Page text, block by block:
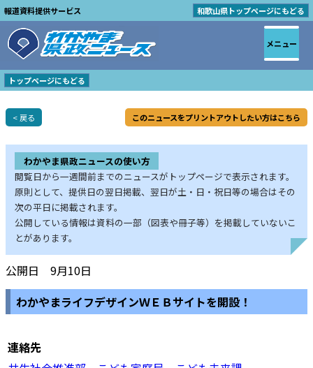
報道資料提供サービス 和歌山県トップページにもどる
トップページにもどる
< 戻る このニュースをプリントアウトしたい方はこちら
わかやま県政ニュースの使い方
閲覧日から一週間前までのニュースがトップページで表示されます。
原則として、提供日の翌日掲載、翌日が土・日・祝日等の場合はその
次の平日に掲載されます。
公開している情報は資料の一部（図表や冊子等）を掲載していないこ
とがあります。
公開日 9月10日
わかやまライフデザインＷＥＢサイトを開設！
連絡先
メニュー